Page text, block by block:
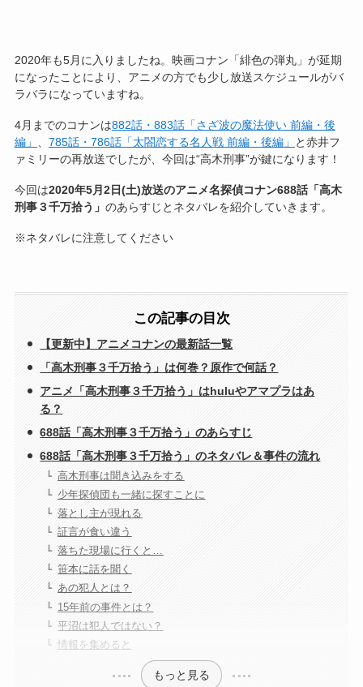
2020年も5月に入りましたね。映画コナン「緋色の弾丸」が延期
になったことにより、アニメの方でも少し放送スケジュールがバ
ラバラになっていますね。
4月までのコナンは882話・883話「さざ波の魔法使い 前編・後
編」 、 785話・786話「太閤恋する名人戦 前編・後編」
と赤井フ
ァミリーの再放送でしたが、今回は“高木刑事”が鍵になります！
今回は2020年5月2日(土)放送のアニメ名探偵コナン688話「高木
刑事３千万拾う」 のあらすじとネタバレを紹介していきます。
※ネタバレに注意してください
この記事の目次
【更新中】アニメコナンの最新話一覧
「高木刑事３千万拾う」は何巻？原作で何話？
アニメ「高木刑事３千万拾う」はhuluやアマプラはあ
る？
688話「高木刑事３千万拾う」のあらすじ
688話「高木刑事３千万拾う」のネタバレ＆事件の流れ
高木刑事は聞き込みをする
少年探偵団も一緒に探すことに
落とし主が現れる
証言が食い違う
落ちた現場に行くと…
笹本に話を聞く
あの犯人とは？
15年前の事件とは？
平沼は犯人ではない？
情報を集めると
もっと見る